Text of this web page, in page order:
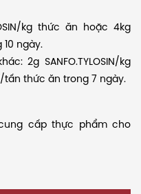
kg thức ăn hoặc 4kg
10 ngày.
2g SANFO.TYLOSIN/kg
tấn thức ăn trong 7 ngày.
cấp thực phẩm cho